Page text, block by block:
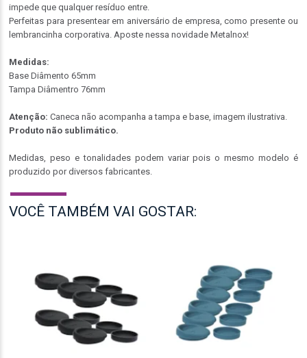
impede que qualquer resíduo entre.
Perfeitas para presentear em aniversário de empresa, como presente ou
lembrancinha corporativa. Aposte nessa novidade Metalnox!
Medidas:
Base Diâmento 65mm
Tampa Diâmentro 76mm
Atenção: Caneca não acompanha a tampa e base, imagem ilustrativa.
Produto não sublimático.
Medidas, peso e tonalidades podem variar pois o mesmo modelo é
produzido por diversos fabricantes.
VOCÊ TAMBÉM VAI GOSTAR: